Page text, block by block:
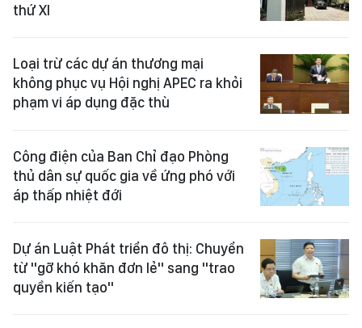
thứ XI
Loại trừ các dự án thương mại
không phục vụ Hội nghị APEC ra khỏi
phạm vi áp dụng đặc thù
Công điện của Ban Chỉ đạo Phòng
thủ dân sự quốc gia về ứng phó với
áp thấp nhiệt đới
Dự án Luật Phát triển đô thị: Chuyển
từ "gỡ khó khăn đơn lẻ" sang "trao
quyền kiến tạo"